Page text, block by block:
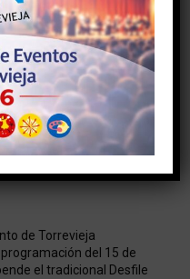
humor, flamenco y la
protagonizan el otoño
Cívico de San Roque da
con la adjudicación del
de 158.000 euros
de Torrevieja
del 15 de
el tradicional Desfile